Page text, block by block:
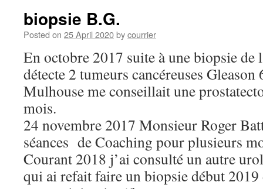
biopsie B.G.
Posted on 25 April 2020bycourrier
En octobre 2017 suite à une biopsie de
détecte 2 tumeurs cancéreuses Gleason
Mulhouse me conseillait une
mois.
24 novembre 2017 Monsieur Roger
séances de Coaching pour plusieurs
Courant 2018 j’ai consulté un autre
qui ai refait faire un biopsie début 2019